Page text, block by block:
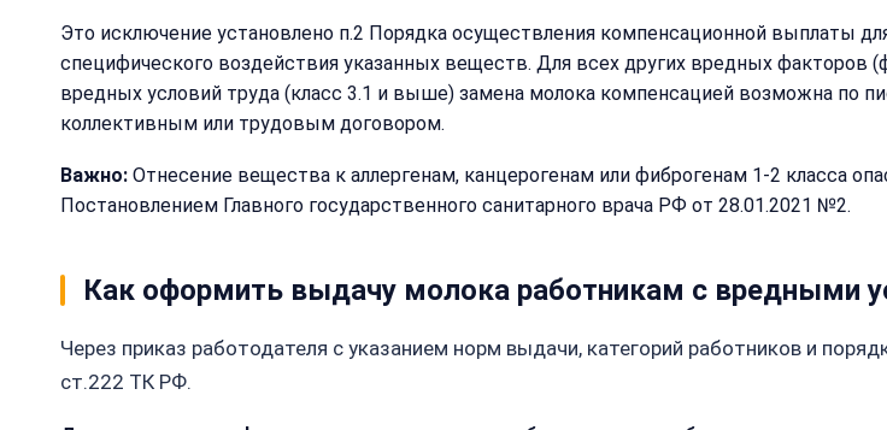
Это исключение установлено п.2 Порядка осуществления компенсационной выплаты
специфического воздействия указанных веществ. Для всех других вредных факторов
вредных условий труда (класс 3.1 и выше) замена молока компенсацией возможна по
коллективным или трудовым договором.
Важно: Отнесение вещества к аллергенам, канцерогенам или фиброгенам 1-2 класса
Постановлением Главного государственного санитарного врача РФ от 28.01.2021 №2.
Как оформить выдачу молока работникам с вредными
Через приказ работодателя с указанием норм выдачи, категорий работников и
ст.222 ТК РФ.